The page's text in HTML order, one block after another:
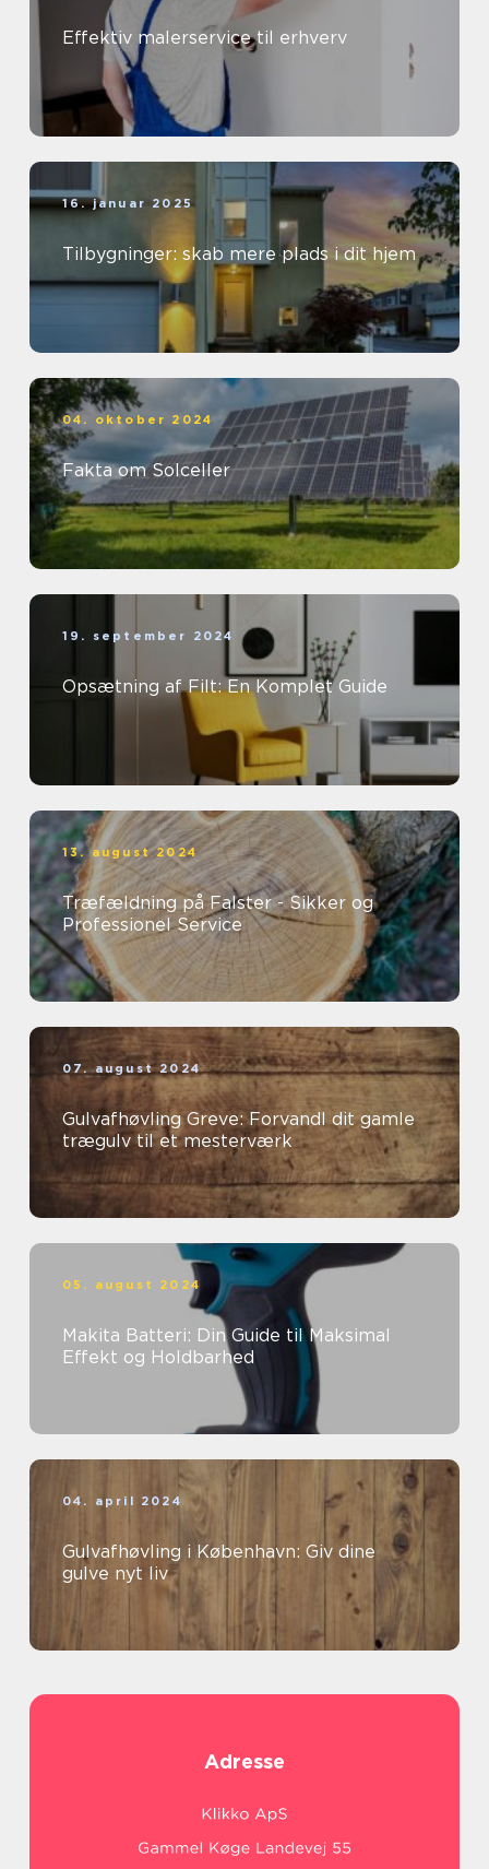
Effektiv malerservice til erhverv
16. januar 2025
Tilbygninger: skab mere plads i dit hjem
04. oktober 2024
Fakta om Solceller
19. september 2024
Opsætning af Filt: En Komplet Guide
13. august 2024
Træfældning på Falster - Sikker og
Professionel Service
07. august 2024
Gulvafhøvling Greve: Forvandl dit gamle
trægulv til et mesterværk
05. august 2024
Makita Batteri: Din Guide til Maksimal
Effekt og Holdbarhed
04. april 2024
Gulvafhøvling i København: Giv dine
gulve nyt liv
Adresse